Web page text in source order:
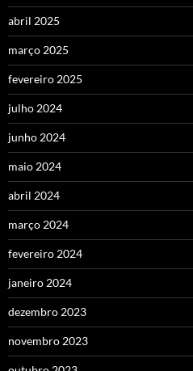
abril 2025
março 2025
fevereiro 2025
julho 2024
junho 2024
maio 2024
abril 2024
março 2024
fevereiro 2024
janeiro 2024
dezembro 2023
novembro 2023